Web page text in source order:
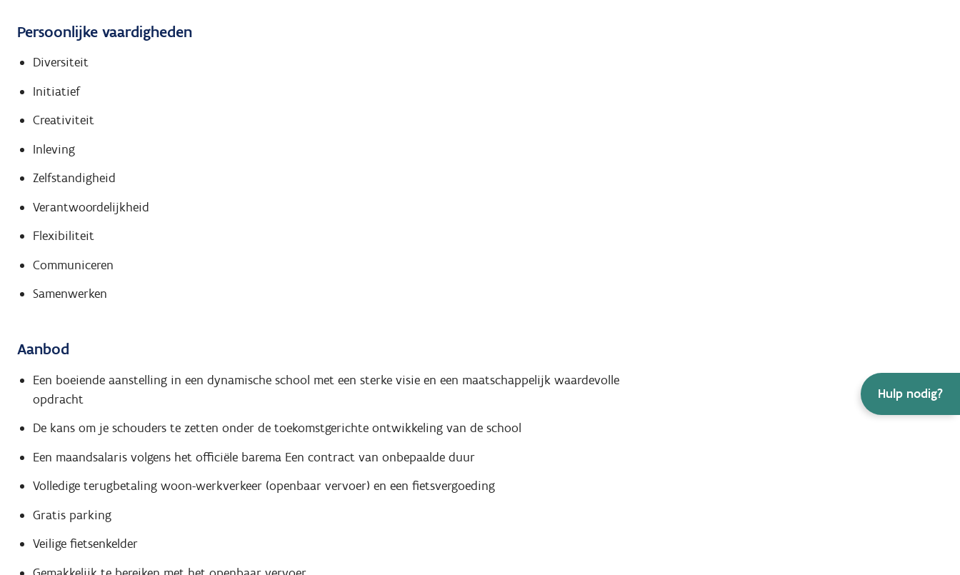
Hulp nodig?
Persoonlijke vaardigheden
Diversiteit
Initiatief
Creativiteit
Inleving
Zelfstandigheid
Verantwoordelijkheid
Flexibiliteit
Communiceren
Samenwerken
Aanbod
Een boeiende aanstelling in een dynamische school met een sterke visie en een maatschappelijk waardevolle
opdracht
De kans om je schouders te zetten onder de toekomstgerichte ontwikkeling van de school
Een maandsalaris volgens het officiële barema Een contract van onbepaalde duur
Volledige terugbetaling woon-werkverkeer (openbaar vervoer) en een fietsvergoeding
Gratis parking
Veilige fietsenkelder